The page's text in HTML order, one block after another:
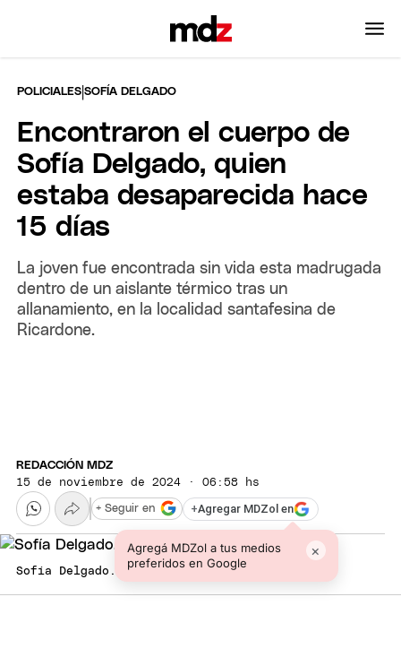
POLICIALES |SOFÍA DELGADO
Encontraron el cuerpo de
Sofía Delgado, quien
estaba desaparecida hace
15 días
La joven fue encontrada sin vida esta madrugada
dentro de un aislante térmico tras un
allanamiento, en la localidad santafesina de
Ricardone.
REDACCIÓN MDZ
15 de noviembre de 2024 · 06:58 hs
+Agregar MDZol en
Agregá MDZol a tus medios
preferidos en Google
×
+ Seguir en
Sofía Delgado. Foto: NA